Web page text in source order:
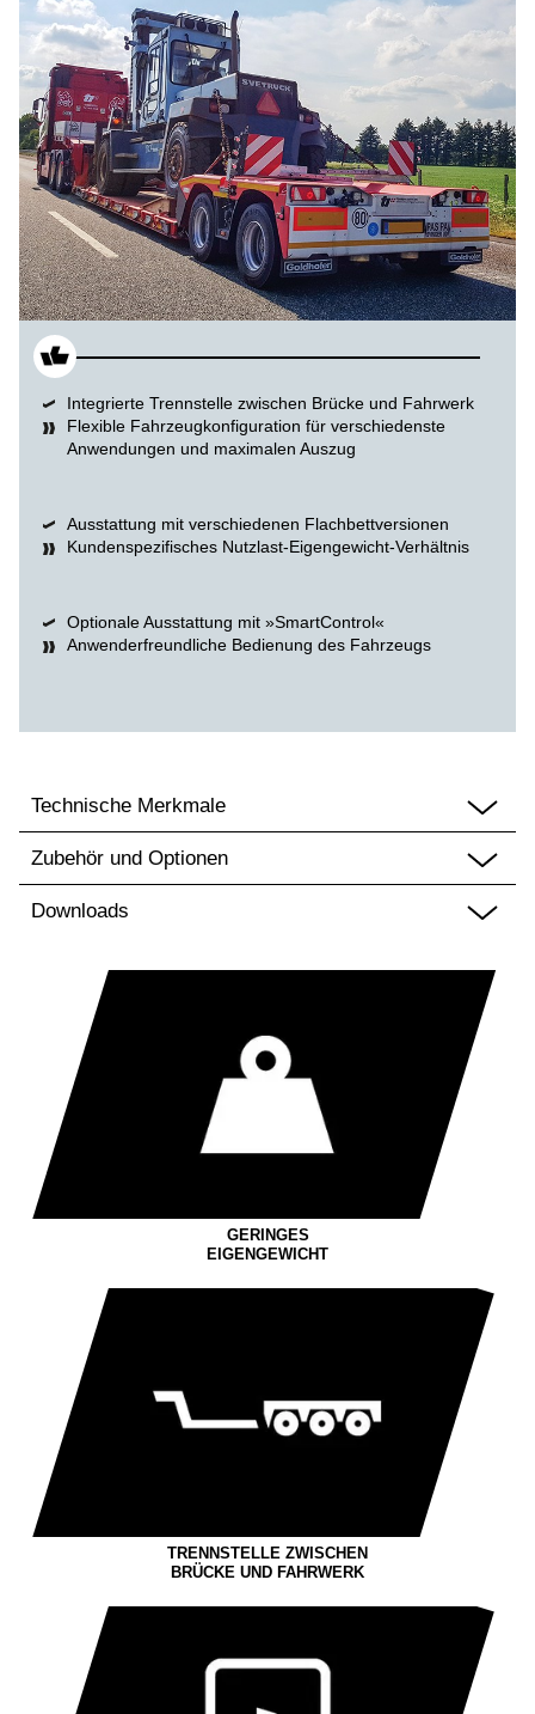
DEFENSE AIRPORT
Integrierte Trennstelle zwischen Brücke und Fahrwerk
Flexible Fahrzeugkonfiguration für verschiedenste
Anwendungen und maximalen Auszug
Ausstattung mit verschiedenen Flachbettversionen
Kundenspezifisches Nutzlast-Eigengewicht-Verhältnis
Optionale Ausstattung mit »SmartControl«
Anwenderfreundliche Bedienung des Fahrzeugs
Technische Merkmale
Zubehör und Optionen
Downloads
GERINGES
EIGENGEWICHT
TRENNSTELLE ZWISCHEN
BRÜCKE UND FAHRWERK